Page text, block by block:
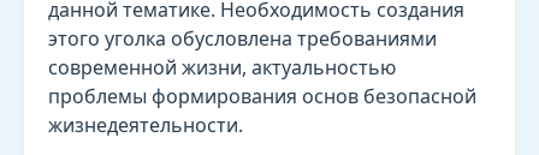
данной тематике. Необходимость создания
этого уголка обусловлена требованиями
современной жизни, актуальностью
проблемы формирования основ безопасной
жизнедеятельности.